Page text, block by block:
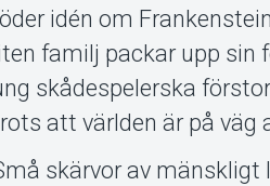
idén om
familj packar upp sin
skådespelerska
att världen är på väg
skärvor av mänskligt